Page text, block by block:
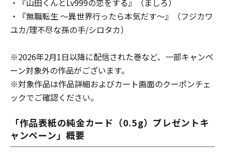
・『山田くんとLv999の恋をする』（ましろ）
・『無職転生 ～異世界行ったら本気だす～』（フジカワ
ユカ/理不尽な孫の手/シロタカ）
※2026年2月1日以降に配信された巻など、一部キャンペ
ーン対象外の作品がございます。
※対象作品は作品詳細およびカート画面のクーポンチェ
ックでご確認ください。
「作品表紙の純金カード（0.5g）プレゼントキ
ャンペーン」概要